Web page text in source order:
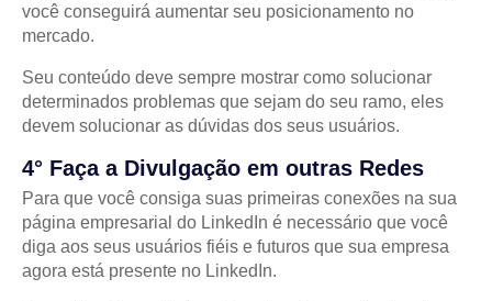
você conseguirá aumentar seu posicionamento no
mercado.
Seu conteúdo deve sempre mostrar como solucionar
determinados problemas que sejam do seu ramo, eles
devem solucionar as dúvidas dos seus usuários.
4° Faça a Divulgação em outras Redes
Para que você consiga suas primeiras conexões na sua
página empresarial do LinkedIn é necessário que você
diga aos seus usuários fiéis e futuros que sua empresa
agora está presente no LinkedIn.